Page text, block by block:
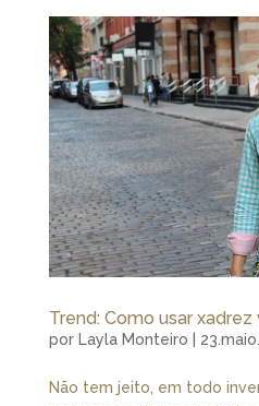
Trend: Como usar xadrez
por Layla Monteiro
Não tem jeito, em todo